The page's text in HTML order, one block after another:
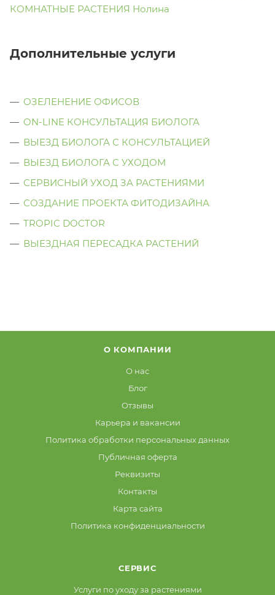
КОМНАТНЫЕ РАСТЕНИЯ Нолина
Дополнительные услуги
ОЗЕЛЕНЕНИЕ ОФИСОВ
ON-LINE КОНСУЛЬТАЦИЯ БИОЛОГА
ВЫЕЗД БИОЛОГА С КОНСУЛЬТАЦИЕЙ
ВЫЕЗД БИОЛОГА C УХОДОМ
СЕРВИСНЫЙ УХОД ЗА РАСТЕНИЯМИ
СОЗДАНИЕ ПРОЕКТА ФИТОДИЗАЙНА
TROPIC DOCTOR
ВЫЕЗДНАЯ ПЕРЕСАДКА РАСТЕНИЙ
О КОМПАНИИ
О нас
Блог
Отзывы
Карьера и вакансии
Политика обработки персональных данных
Публичная оферта
Реквизиты
Контакты
Карта сайта
Политика конфиденциальности
СЕРВИС
Услуги по уходу за растениями